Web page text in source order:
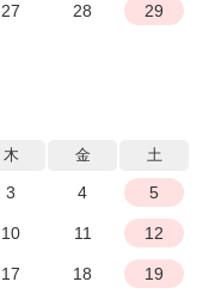
27 28 29
木 金 土
3 4 5
10 11 12
17 18 19